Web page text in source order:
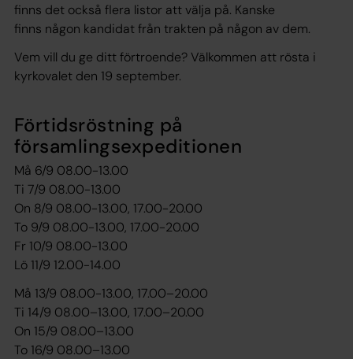
finns det också flera listor att välja på. Kanske
finns någon kandidat från trakten på någon av dem.
Vem vill du ge ditt förtroende? Välkommen att rösta i
kyrkovalet den 19 september.
Förtidsröstning på
församlingsexpeditionen
Må 6/9 08.00-13.00
Ti 7/9 08.00-13.00
On 8/9 08.00-13.00, 17.00-20.00
To 9/9 08.00-13.00, 17.00-20.00
Fr 10/9 08.00-13.00
Lö 11/9 12.00-14.00
Må 13/9 08.00-13.00, 17.00–20.00
Ti 14/9 08.00–13.00, 17.00–20.00
On 15/9 08.00–13.00
To 16/9 08.00–13.00